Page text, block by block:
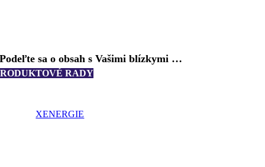
Podeľte sa o obsah s Vašimi blízkymi …
RADY
XENERGIE